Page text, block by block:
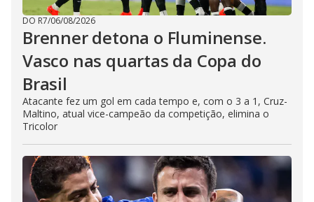
DO R7/06/08/2026
Brenner detona o Fluminense.
Vasco nas quartas da Copa do
Brasil
Atacante fez um gol em cada tempo e, com o 3 a 1, Cruz-
Maltino, atual vice-campeão da competição, elimina o
Tricolor